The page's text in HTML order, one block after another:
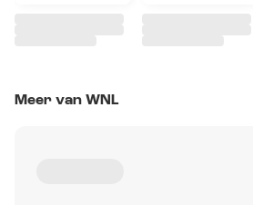
Meer van WNL